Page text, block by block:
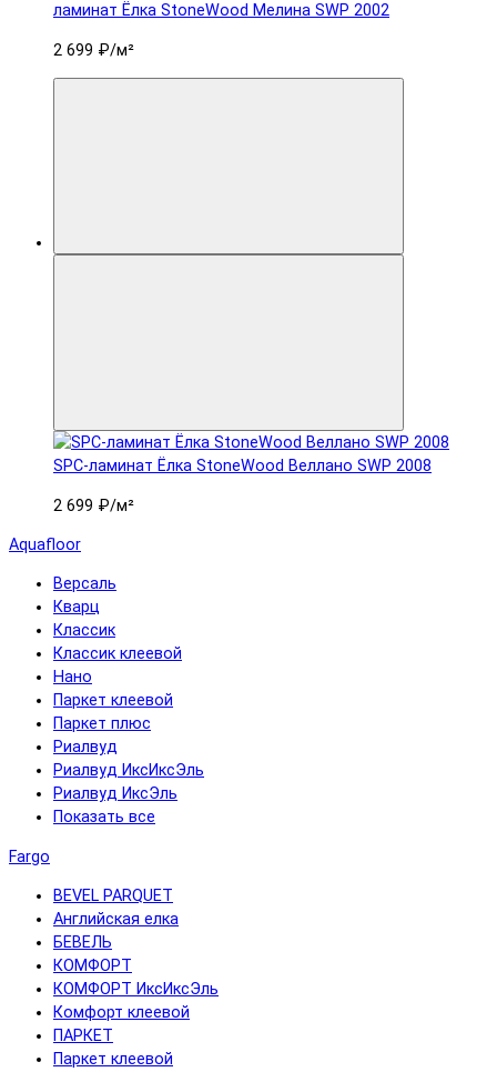
ламинат Ëлка StoneWood Мелина SWP 2002
2 699 ₽/м²
SPC-ламинат Ëлка StoneWood Веллано SWP 2008
2 699 ₽/м²
Aquafloor
Версаль
Кварц
Классик
Классик клеевой
Нано
Паркет клеевой
Паркет плюс
Риалвуд
Риалвуд ИксИксЭль
Риалвуд ИксЭль
Показать все
Fargo
BEVEL PARQUET
Английская елка
БЕВЕЛЬ
КОМФОРТ
КОМФОРТ ИксИксЭль
Комфорт клеевой
ПАРКЕТ
Паркет клеевой